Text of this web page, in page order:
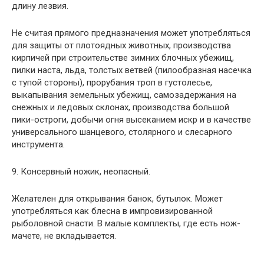
длину лезвия.
Не считая прямого предназначения может употребляться
для защиты от плотоядных животных, производства
кирпичей при строительстве зимних блочных убежищ,
пилки наста, льда, толстых ветвей (пилообразная насечка
с тупой стороны), прорубания троп в густолесье,
выкапывания земельных убежищ, самозадержания на
снежных и ледовых склонах, производства большой
пики-остроги, добычи огня высеканием искр и в качестве
универсального шанцевого, столярного и слесарного
инструмента.
9. Консервный ножик, неопасный.
Желателен для открывания банок, бутылок. Может
употребляться как блесна в импровизированной
рыболовной снасти. В малые комплекты, где есть нож-
мачете, не вкладывается.